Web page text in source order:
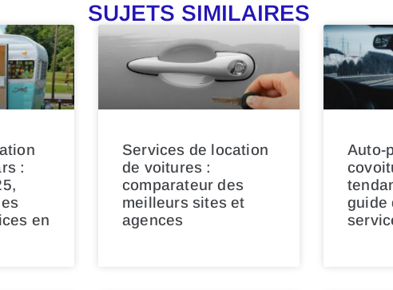
SUJETS SIMILAIRES
:
en
Services de location
de voitures :
comparateur des
meilleurs sites et
agences
Auto-
guide